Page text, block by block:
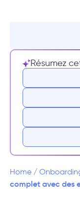
Résumé
Qu'est-ce
Pourquoi
1-
adoption
2-
pour la
Résumez
Home /
complet avec des